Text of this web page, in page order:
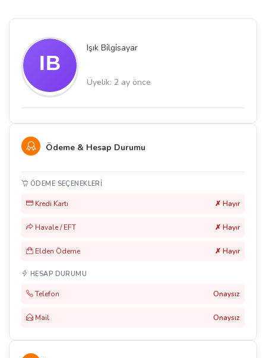
Işık Bi̇lgi̇sayar
Üyelik: 2 ay önce
Ödeme & Hesap Durumu
ÖDEME SEÇENEKLERI
Kredi Kartı ✗ Hayır
Havale / EFT ✗ Hayır
Elden Ödeme ✗ Hayır
HESAP DURUMU
Telefon Onaysız
Mail Onaysız